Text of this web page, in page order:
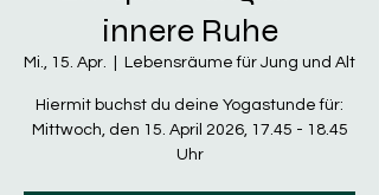
innere Ruhe
Mi., 15. Apr. Lebensräume für Jung und Alt
Hiermit buchst du deine Yogastunde für:
Mittwoch, den 15. April 2026, 17.45 - 18.45
Uhr